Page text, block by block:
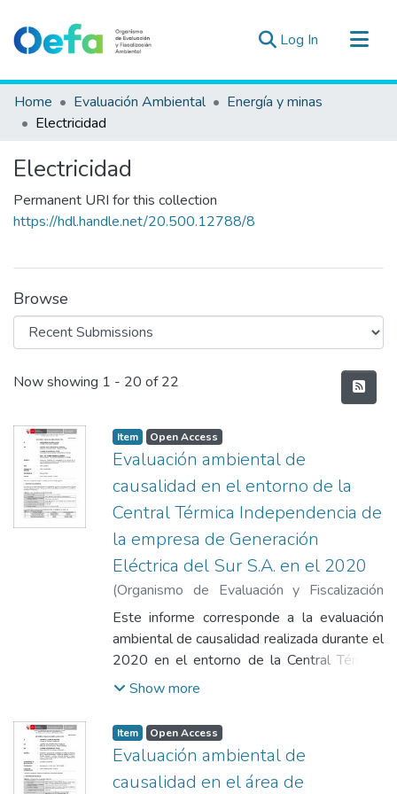
Log In (current)
Communities & Collections
All of DSpace
Estad. Externas
Guias ▾
Home Evaluación Ambiental
Energía y minas
Electricidad
Electricidad
Permanent URI for this collection
https://hdl.handle.net/20.500.12788/8
Browse
Recent Submissions
Now showing 1 - 20 of 22
Item Open Access
Evaluación ambiental de
causalidad en el entorno de la
Central Térmica Independencia de
la empresa de Generación
Eléctrica del Sur S.A. en el 2020
(Organismo de Evaluación y Fiscalización
Ambiental,2020-12-29)Organismo de
Evaluación y Fiscalización Ambiental.
Dirección de Evaluación Ambiental.
Vargas, Lázaro Walther
García Aragón, Francisco
Este informe corresponde a la evaluación
ambiental de causalidad realizada durante el
2020 en el entorno de la Central Térmica
Independencia de propiedad de la Empresa
(EGESUR), ubicada en el distrito
Independencia, provincia Pisco,
departamento Ica. De acuerdo con dos
denuncias ambientales registradas en el
Show more
Item Open Access
Evaluación ambiental de
causalidad en el área de